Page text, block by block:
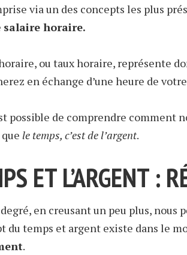
via un des concepts les plus
salaire horaire.
ou taux horaire, représente
en échange d’une heure de
possible de comprendre comment
le temps, c’est de l’argent.
ET L’ARGENT :
en creusant un peu plus, nous
du temps et argent existe dans le
.